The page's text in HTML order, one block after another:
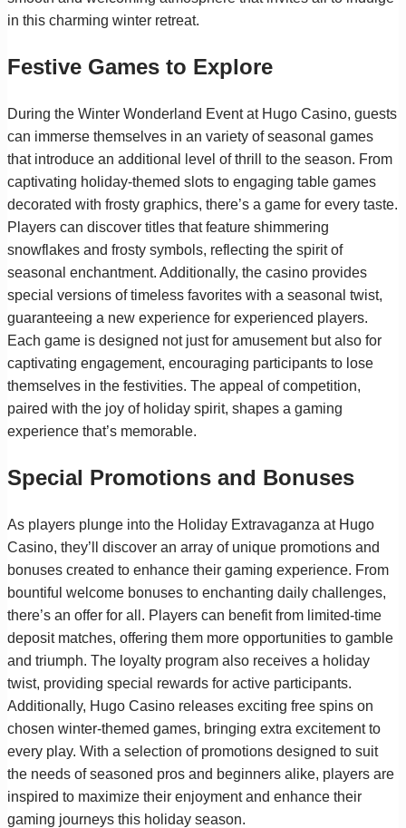
in this charming winter retreat.
Festive Games to Explore
During the Winter Wonderland Event at Hugo Casino, guests
can immerse themselves in an variety of seasonal games
that introduce an additional level of thrill to the season. From
captivating holiday-themed slots to engaging table games
decorated with frosty graphics, there’s a game for every taste.
Players can discover titles that feature shimmering
snowflakes and frosty symbols, reflecting the spirit of
seasonal enchantment. Additionally, the casino provides
special versions of timeless favorites with a seasonal twist,
guaranteeing a new experience for experienced players.
Each game is designed not just for amusement but also for
captivating engagement, encouraging participants to lose
themselves in the festivities. The appeal of competition,
paired with the joy of holiday spirit, shapes a gaming
experience that’s memorable.
Special Promotions and Bonuses
As players plunge into the Holiday Extravaganza at Hugo
Casino, they’ll discover an array of unique promotions and
bonuses created to enhance their gaming experience. From
bountiful welcome bonuses to enchanting daily challenges,
there’s an offer for all. Players can benefit from limited-time
deposit matches, offering them more opportunities to gamble
and triumph. The loyalty program also receives a holiday
twist, providing special rewards for active participants.
Additionally, Hugo Casino releases exciting free spins on
chosen winter-themed games, bringing extra excitement to
every play. With a selection of promotions designed to suit
the needs of seasoned pros and beginners alike, players are
inspired to maximize their enjoyment and enhance their
gaming journeys this holiday season.